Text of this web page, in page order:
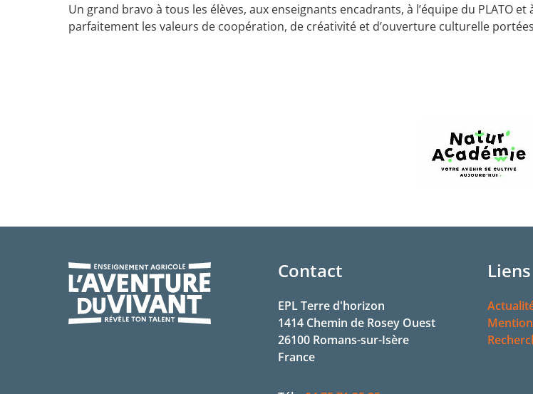
Un grand bravo à tous les élèves, aux enseignants encadrants, à l’équipe du PLATO
parfaitement les valeurs de coopération, de créativité et d’ouverture culturelle
Contact
EPL Terre d'horizon
1414 Chemin de Rosey Ouest
26100 Romans-sur-Isère
France
Liens